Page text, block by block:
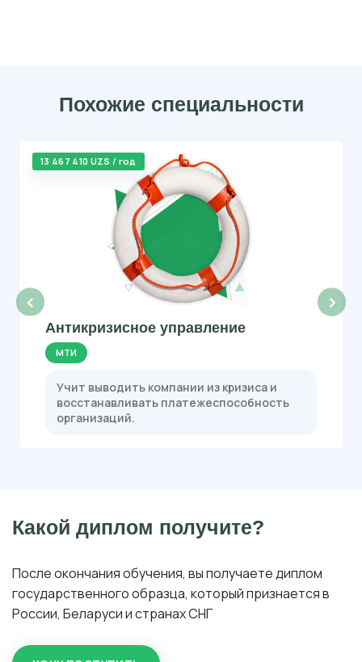
Похожие специальности
‹
13 467 410 UZS / год
Антикризисное управление
МТИ
Учит выводить компании из кризиса и
восстанавливать платежеспособность
организаций.
›
Какой диплом получите?
После окончания обучения, вы получаете диплом
государственного образца, который признается в
России, Беларуси и странах СНГ